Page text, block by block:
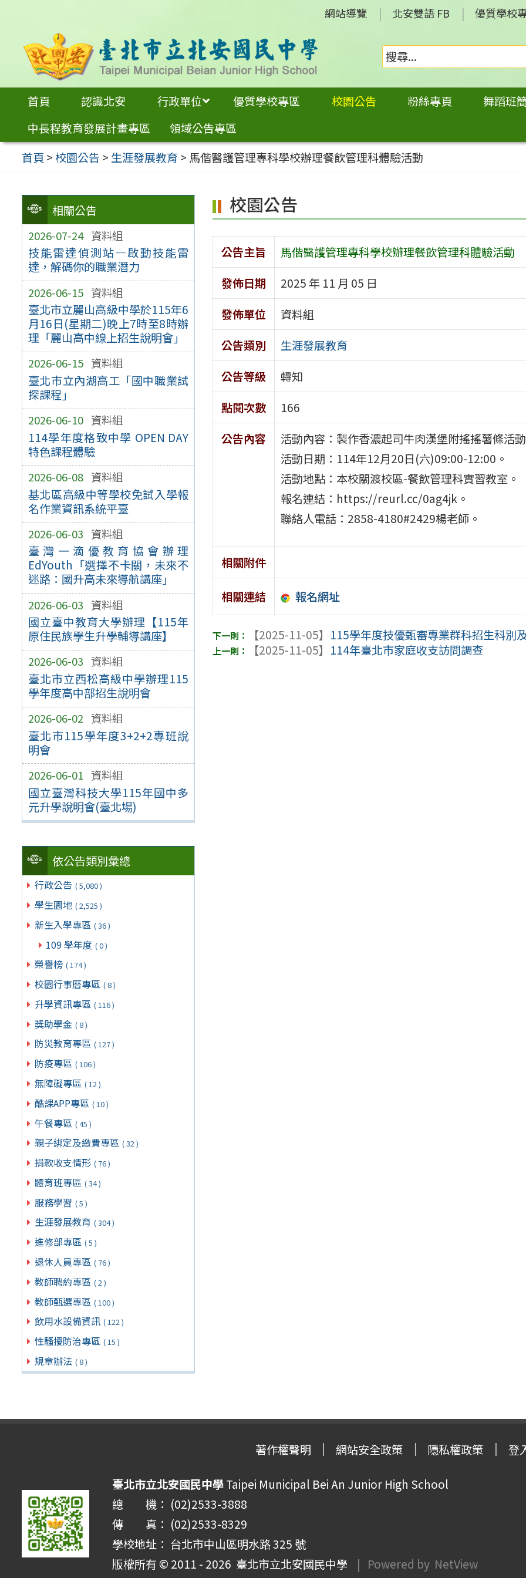
內
網站導覽 北安雙語 FB 優質學校
首頁 認識北安 行政單位 優質學校專區 校園公告 粉絲專頁
舞蹈班
中長程教育發展計畫專區
領域公告專區
首頁 >校園公告 > 生涯發展教育 > 馬偕醫護管理專科學校辦理餐飲管理科體驗活動
相關公告
2026-07-24 資料組
技能雷達偵測站—啟動技能雷
達，解碼你的職業潛力
2026-06-15 資料組
臺北市立麗山高級中學於115年6
月16日(星期二)晚上7時至8時辦
理「麗山高中線上招生說明會」
2026-06-15 資料組
臺北市立內湖高工「國中職業試
探課程」
2026-06-10 資料組
114學年度格致中學 OPEN DAY
特色課程體驗
2026-06-08 資料組
基北區高級中等學校免試入學報
名作業資訊系統平臺
2026-06-03 資料組
臺灣一滴優教育協會辦理
EdYouth「選擇不卡關，未來不
迷路：國升高未來導航講座」
2026-06-03 資料組
國立臺中教育大學辦理【115年
原住民族學生升學輔導講座】
2026-06-03 資料組
臺北市立西松高級中學辦理115
學年度高中部招生說明會
2026-06-02 資料組
臺北市115學年度3+2+2專班說
明會
2026-06-01 資料組
國立臺灣科技大學115年國中多
元升學說明會(臺北場)
依公告類別彙總
行政公告 ( 5,080 )
學生園地 ( 2,525 )
新生入學專區 ( 36 )
109 學年度 ( 0 )
榮譽榜 ( 174 )
校園行事曆專區 ( 8 )
升學資訊專區 ( 116 )
獎助學金 ( 8 )
防災教育專區 ( 127 )
防疫專區 ( 106 )
無障礙專區 ( 12 )
酷課APP專區 ( 10 )
午餐專區 ( 45 )
親子綁定及繳費專區 ( 32 )
捐款收支情形 ( 76 )
體育班專區 ( 34 )
服務學習 ( 5 )
生涯發展教育 ( 304 )
進修部專區 ( 5 )
退休人員專區 ( 76 )
教師聘約專區 ( 2 )
教師甄選專區 ( 100 )
飲用水設備資訊 ( 122 )
性騷擾防治專區 ( 15 )
規章辦法 ( 8 )
校園公告
公告主旨
馬偕醫護管理專科學校辦理餐飲管理科體驗活動
發佈日期
2025 年 11 月 05 日
發佈單位
資料組
公告類別
生涯發展教育
公告等級
轉知
點閱次數
166
公告內容
活動內容：製作香濃起司牛肉漢堡附搖搖薯條活
活動日期：114年12月20日(六)09:00-12:00。
活動地點：本校關渡校區-餐飲管理科實習教室。
報名連結：https://reurl.cc/0ag4jk。
聯絡人電話：2858-4180#2429楊老師。
相關附件
相關連結 報名網址
【2025-11-05】 115學年度技優甄審專業群科招生科別
【2025-11-05】 114年臺北市家庭收支訪問調查
著作權聲明 網站安全政策 隱私權政策 登
臺北市立北安國民中學Taipei Municipal Bei An Junior High School
總 機： (02)2533-3888
傳 真： (02)2533-8329
學校地址： 台北市中山區明水路 325 號
版權所有 © 2011 - 2026 臺北市立北安國民中學 | Powered by NetView